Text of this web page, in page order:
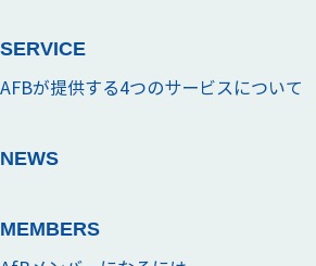
SERVICE
AFBが提供する4つのサービスについて
NEWS
MEMBERS